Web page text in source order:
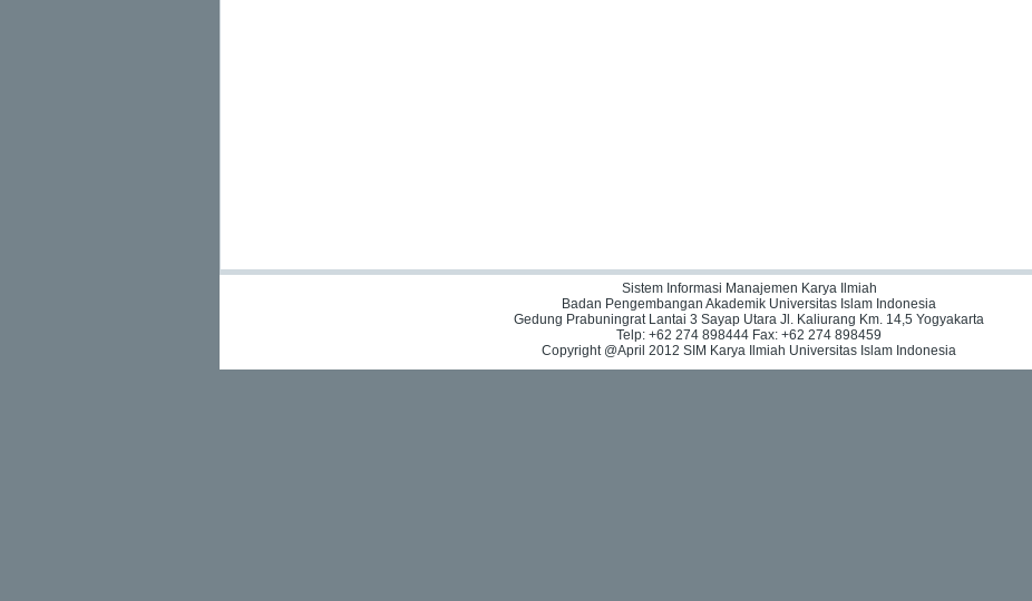
Sistem Informasi Manajemen Karya Ilmiah
Badan Pengembangan Akademik Universitas Islam Indonesia
Gedung Prabuningrat Lantai 3 Sayap Utara Jl. Kaliurang Km. 14,5 Yogyakarta
Telp: +62 274 898444 Fax: +62 274 898459
Copyright @April 2012 SIM Karya Ilmiah Universitas Islam Indonesia